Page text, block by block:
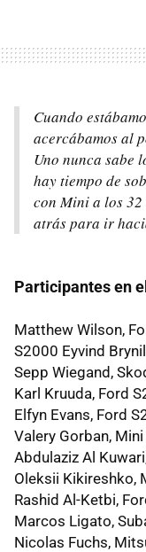
Cuando
acercábamos al
Uno nunca sabe
hay tiempo de
con Mini a los 32
atrás para ir
Participantes en
Matthew Wilson,
S2000 Eyvind
Sepp Wiegand,
Karl Kruuda, Ford
Elfyn Evans, Ford
Valery Gorban, Mini
Abdulaziz Al
Oleksii Kikireshko,
Rashid Al-Ketbi,
Marcos Ligato,
Nicolas Fuchs,